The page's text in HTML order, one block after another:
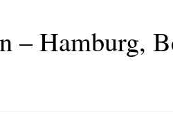
– Hamburg,